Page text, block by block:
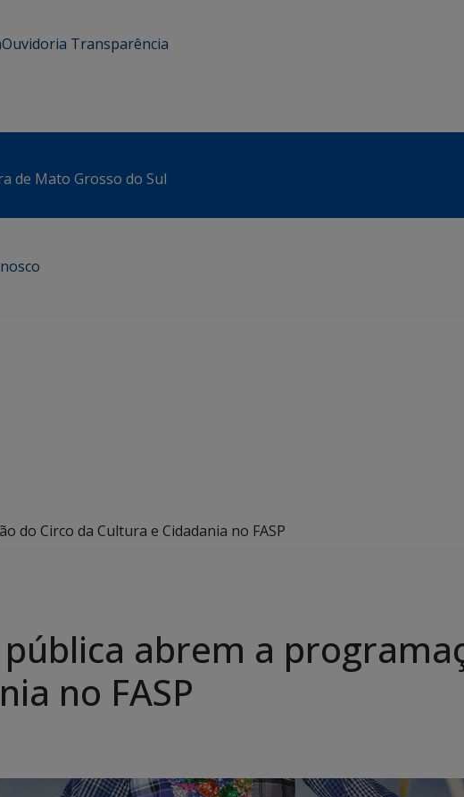
Ouvidoria Transparência
de Mato Grosso do Sul
do Circo da Cultura e Cidadania no FASP
abrem a
no FASP